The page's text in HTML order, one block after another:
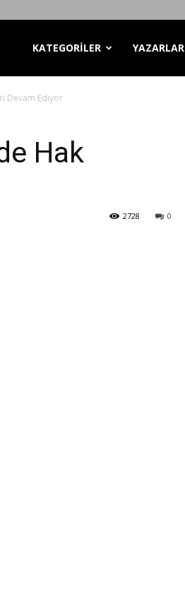
KATEGORİLER YAZARLAR
Devam Ediyor
Hak
0
2728